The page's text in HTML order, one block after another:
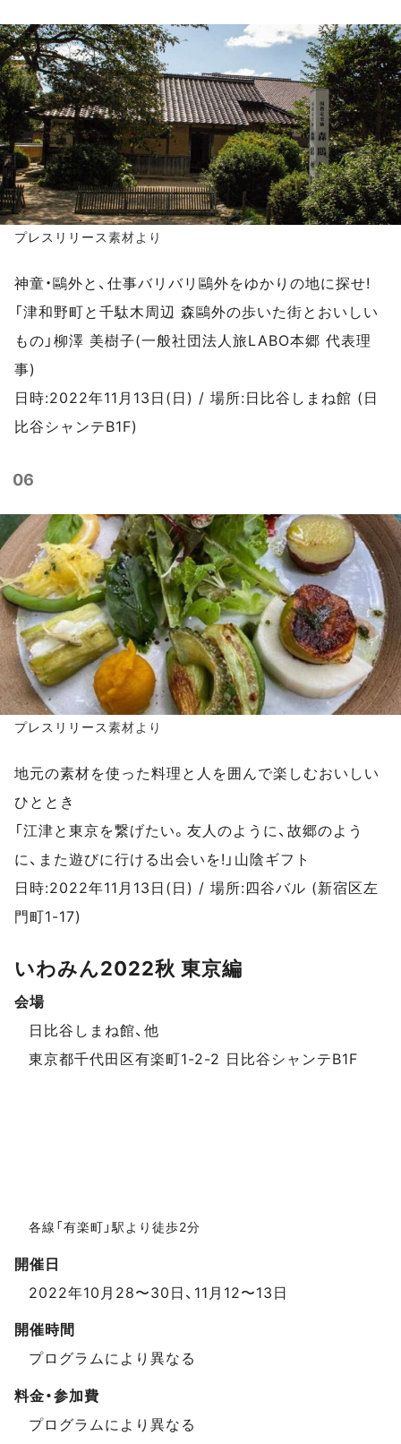
プレスリリース 素材より
神童・鷗外と、仕事バリバリ鷗外をゆかりの地に探せ!
「津和野町と千駄木周辺 森鷗外の歩いた街とおいしい
もの」柳澤 美樹子(一般社団法人旅LABO本郷 代表理
事)
日時:2022年11月13日(日) / 場所:日比谷しまね館 (日
比谷シャンテB1F)
06
プレスリリース 素材より
地元の素材を使った料理と人を囲んで楽しむおいしい
ひととき
「江津と東京を繋げたい。友人のように、故郷のよう
に、また遊びに行ける出会いを!」山陰ギフト
日時:2022年11月13日(日) / 場所:四谷バル (新宿区左
門町1-17)
イベントデータ
いわみん2022秋 東京編
会場
日比谷しまね館、他
東京都千代田区有楽町1-2-2 日比谷シャンテB1F
各線「有楽町」駅より徒歩2分
開催日
2022年10月28〜30日、11月12〜13日
開催時間
プログラムにより異なる
料金・参加費
プログラムにより異なる